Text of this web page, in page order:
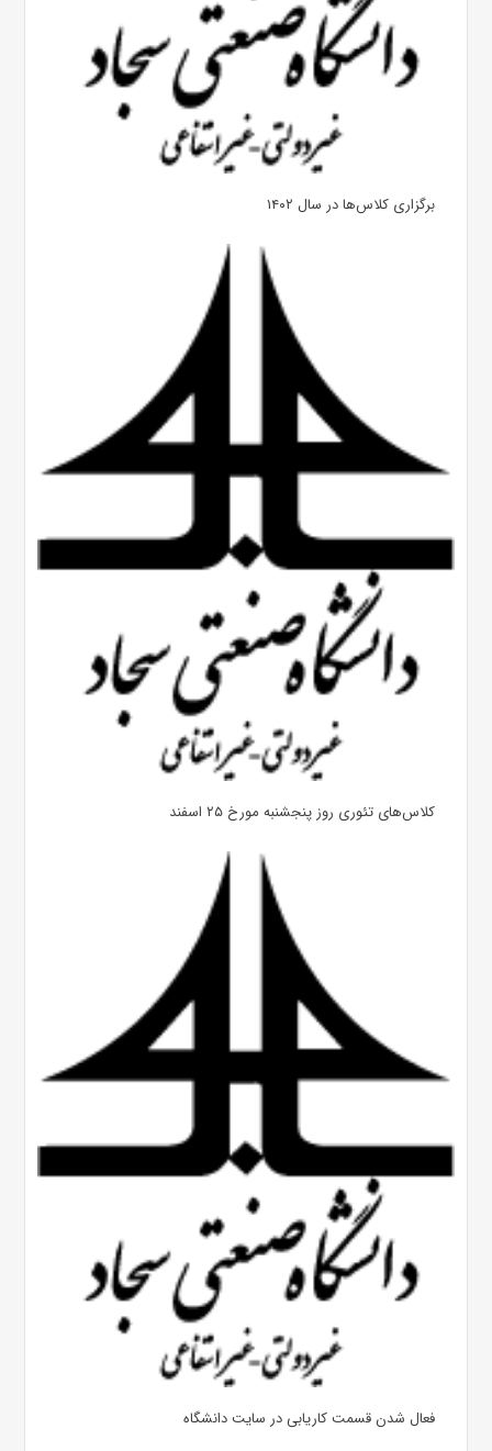
برگزاری کلاس‌ها در سال ۱۴۰۲
کلاس‌های تئوری روز پنجشنبه مورخ ۲۵ اسفند
فعال شدن قسمت کاریابی در سایت دانشگاه